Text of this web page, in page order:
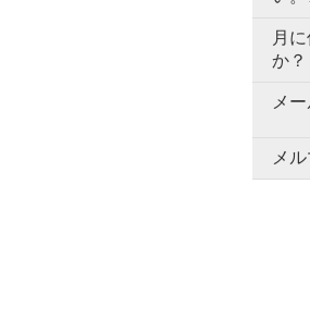
月
か？
メ
メ